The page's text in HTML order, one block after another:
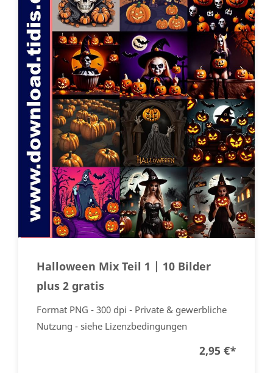
Halloween Mix Teil 1 | 10 Bilder
plus 2 gratis
Format PNG - 300 dpi - Private & gewerbliche
Nutzung - siehe Lizenzbedingungen
2,95 €*